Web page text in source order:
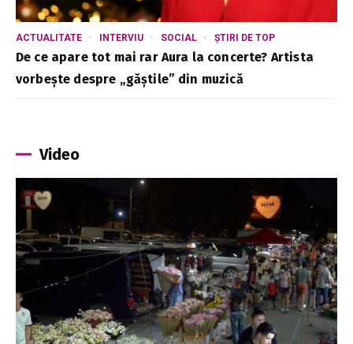
ACTUALITATE INTERVIU SOCIAL ȘTIRI DE TOP
De ce apare tot mai rar Aura la concerte? Artista
vorbește despre „găștile” din muzică
Video